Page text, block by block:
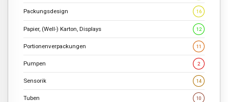
Packungsdesign 16
Papier, (Well-) Karton, Displays 12
Portionenverpackungen 11
Pumpen 2
Sensorik 14
Tuben 10